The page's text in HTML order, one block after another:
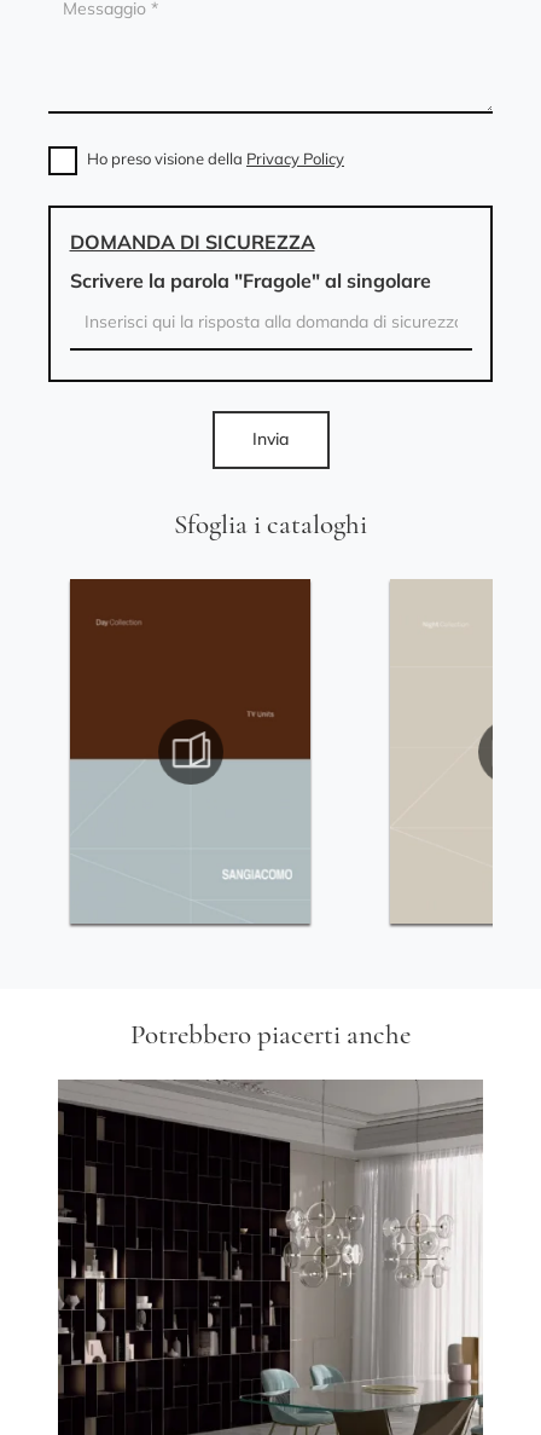
Sfoglia i cataloghi
Ho preso visione della Privacy Policy
DOMANDA DI SICUREZZA
Scrivere la parola "Fragole" al singolare
Invia
Potrebbero piacerti anche